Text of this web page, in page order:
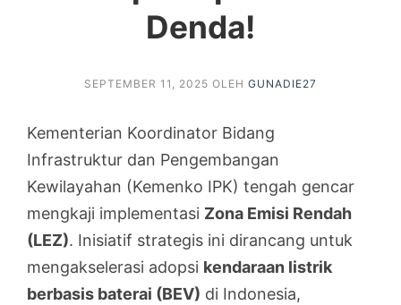
Denda!
SEPTEMBER 11, 2025 OLEH GUNADIE27
Kementerian Koordinator Bidang
Infrastruktur dan Pengembangan
Kewilayahan (Kemenko IPK) tengah gencar
mengkaji implementasi Zona Emisi Rendah
(LEZ). Inisiatif strategis ini dirancang untuk
mengakselerasi adopsi kendaraan listrik
berbasis baterai (BEV) di Indonesia,